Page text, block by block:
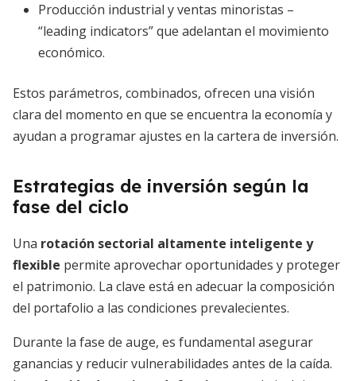
Producción industrial y ventas minoristas –
“leading indicators” que adelantan el movimiento
económico.
Estos parámetros, combinados, ofrecen una visión
clara del momento en que se encuentra la economía y
ayudan a programar ajustes en la cartera de inversión.
Estrategias de inversión según la
fase del ciclo
Una rotación sectorial altamente inteligente y
flexible permite aprovechar oportunidades y proteger
el patrimonio. La clave está en adecuar la composición
del portafolio a las condiciones prevalecientes.
Durante la fase de auge, es fundamental asegurar
ganancias y reducir vulnerabilidades antes de la caída.